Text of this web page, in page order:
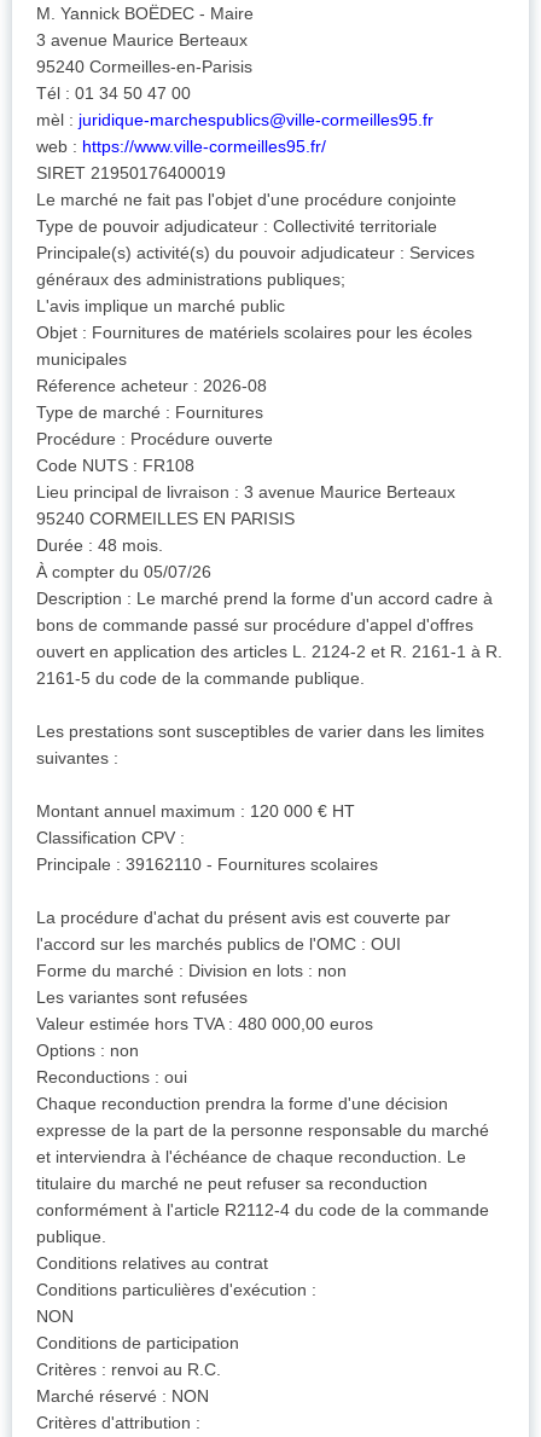
M. Yannick BOËDEC - Maire
3 avenue Maurice Berteaux
95240 Cormeilles-en-Parisis
Tél : 01 34 50 47 00
mèl : juridique-marchespublics@ville-cormeilles95.fr
web : https://www.ville-cormeilles95.fr/
SIRET 21950176400019
Le marché ne fait pas l'objet d'une procédure conjointe
Type de pouvoir adjudicateur : Collectivité territoriale
Principale(s) activité(s) du pouvoir adjudicateur : Services
généraux des administrations publiques;
L'avis implique un marché public
Objet : Fournitures de matériels scolaires pour les écoles
municipales
Réference acheteur : 2026-08
Type de marché : Fournitures
Procédure : Procédure ouverte
Code NUTS : FR108
Lieu principal de livraison : 3 avenue Maurice Berteaux
95240 CORMEILLES EN PARISIS
Durée : 48 mois.
À compter du 05/07/26
Description : Le marché prend la forme d'un accord cadre à
bons de commande passé sur procédure d'appel d'offres
ouvert en application des articles L. 2124-2 et R. 2161-1 à R.
2161-5 du code de la commande publique.
Les prestations sont susceptibles de varier dans les limites
suivantes :
Montant annuel maximum : 120 000 € HT
Classification CPV :
Principale : 39162110 - Fournitures scolaires
La procédure d'achat du présent avis est couverte par
l'accord sur les marchés publics de l'OMC : OUI
Forme du marché : Division en lots : non
Les variantes sont refusées
Valeur estimée hors TVA : 480 000,00 euros
Options : non
Reconductions : oui
Chaque reconduction prendra la forme d'une décision
expresse de la part de la personne responsable du marché
et interviendra à l'échéance de chaque reconduction. Le
titulaire du marché ne peut refuser sa reconduction
conformément à l'article R2112-4 du code de la commande
publique.
Conditions relatives au contrat
Conditions particulières d'exécution :
NON
Conditions de participation
Critères : renvoi au R.C.
Marché réservé : NON
Critères d'attribution :